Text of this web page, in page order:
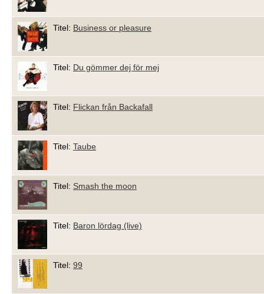
Titel: Business or pleasure
Titel: Du gömmer dej för mej
Titel: Flickan från Backafall
Titel: Taube
Titel: Smash the moon
Titel: Baron lördag (live)
Titel: 99